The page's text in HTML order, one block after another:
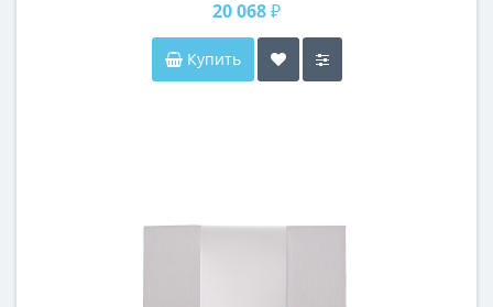
20 068 ₽
Купить